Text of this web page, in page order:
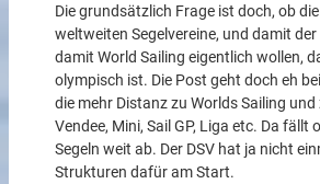
Die grundsätzlich Frage ist doch, ob
weltweiten Segelvereine, und damit der
damit World Sailing eigentlich wollen,
olympisch ist. Die Post geht doch eh
die mehr Distanz zu Worlds Sailing
Vendee, Mini, Sail GP, Liga etc. Da fällt
Segeln weit ab. Der DSV hat ja nicht
Strukturen dafür am Start.